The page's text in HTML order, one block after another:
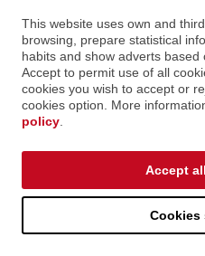
instalaciones profesionales.
Mais informações
CASOS DE SUCESSO
This website uses own and
browsing, prepare statistical
habits and show adverts
Accept to permit use of all
cookies you wish to accept or
cookies option. More
policy
Cookies
Accept